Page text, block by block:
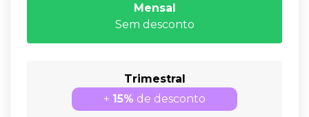
Mensal
Sem desconto
Trimestral
+ 15% de desconto